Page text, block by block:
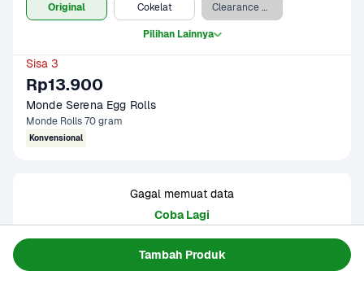
Tambah Produk
Original Cokelat Clearance Sale - Cokelat
Pilihan Lainnya
Sisa 3
Rp13.900
Monde Serena Egg Rolls
Monde Rolls 70 gram
Konvensional
Gagal memuat data
Coba Lagi
Informasi Produk